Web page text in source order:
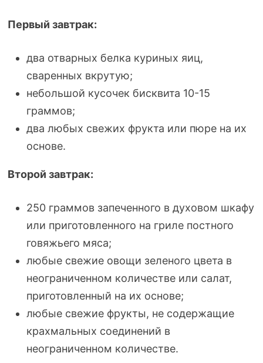
Первый завтрак:
два отварных белка куриных яиц,
сваренных вкрутую;
небольшой кусочек бисквита 10-15
граммов;
два любых свежих фрукта или пюре на их
основе.
Второй завтрак:
250 граммов запеченного в духовом шкафу
или приготовленного на гриле постного
говяжьего мяса;
любые свежие овощи зеленого цвета в
неограниченном количестве или салат,
приготовленный на их основе;
любые свежие фрукты, не содержащие
крахмальных соединений в
неограниченном количестве.